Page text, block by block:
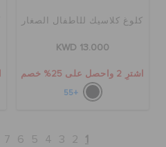
كلوغ كلاسيك للأطفال الصغار
KWD 13.000
اشترِ 2 واحصل على 25% خصم
+55
1
2
3
4
5
6
7